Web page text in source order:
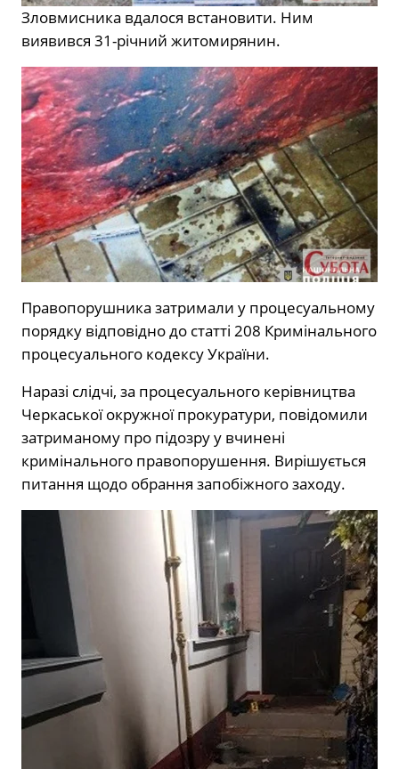
Зловмисника вдалося встановити. Ним
виявився 31-річний житомирянин.
Правопорушника затримали у процесуальному
порядку відповідно до статті 208 Кримінального
процесуального кодексу України.
Наразі слідчі, за процесуального керівництва
Черкаської окружної прокуратури, повідомили
затриманому про підозру у вчинені
кримінального правопорушення. Вирішується
питання щодо обрання запобіжного заходу.